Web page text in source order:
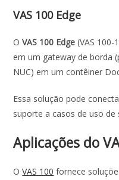
VAS 100 Edge
OVAS 100 Edge (VAS
em um gateway de borda
NUC) em um contêiner
Essa solução pode
suporte a casos de uso de
Aplicações do
OVAS 100 fornece